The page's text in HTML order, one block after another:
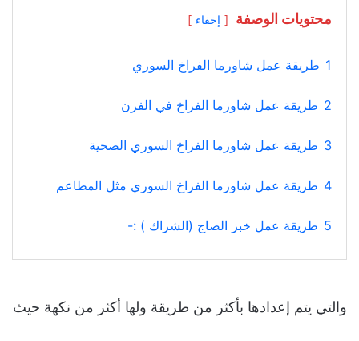
محتويات الوصفة إخفاء
1 طريقة عمل شاورما الفراخ السوري
2 طريقة عمل شاورما الفراخ في الفرن
3 طريقة عمل شاورما الفراخ السوري الصحية
4 طريقة عمل شاورما الفراخ السوري مثل المطاعم
5 طريقة عمل خبز الصاج (الشراك ) :-
والتي يتم إعدادها بأكثر من طريقة ولها أكثر من نكهة حيث